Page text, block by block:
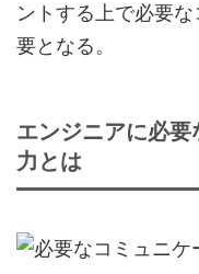
ントする上で必要
要となる。
エンジニアに必
力とは